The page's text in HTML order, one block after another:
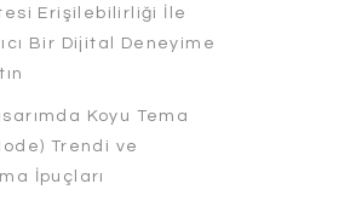
Erişilebilirliği İle
Bir Dijital Deneyime
Koyu Tema
Trendi ve
İpuçları